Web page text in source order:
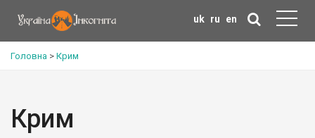
uk ru en
Головна > Крим
Крим